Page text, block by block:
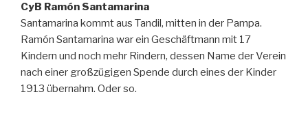
CyB Ramón Santamarina
Santamarina kommt aus Tandil, mitten in der Pampa.
Ramón Santamarina war ein Geschäftmann mit 17
Kindern und noch mehr Rindern, dessen Name der Verein
nach einer großzügigen Spende durch eines der Kinder
1913 übernahm. Oder so.